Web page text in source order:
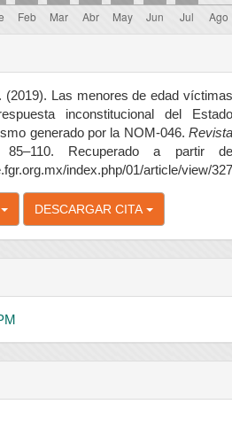
(2019). Las menores de edad víctimas
inconstitucional del Estado
generado por la NOM-046. Revista
85–110. Recuperado a partir
index.php/01/article/view/327
DESCARGAR CITA